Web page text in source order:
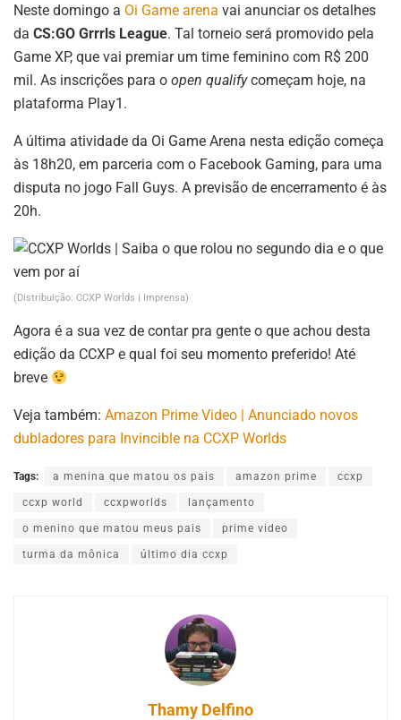
Neste domingo a Oi Game arena vai anunciar os detalhes
da CS:GO Grrrls League. Tal torneio será promovido pela
Game XP, que vai premiar um time feminino com R$ 200
mil. As inscrições para o open qualifycomeçam hoje, na
plataforma Play1.
A última atividade da Oi Game Arena nesta edição começa
às 18h20, em parceria com o Facebook Gaming, para uma
disputa no jogo Fall Guys. A previsão de encerramento é às
20h.
(Distribuição: CCXP Worlds | Imprensa)
Agora é a sua vez de contar pra gente o que achou desta
edição da CCXP e qual foi seu momento preferido! Até
breve
Veja também: Amazon Prime Video | Anunciado novos
dubladores para Invincible na CCXP Worlds
Tags: a menina que matou os pais amazon prime ccxp
ccxp world ccxpworlds lançamento
o menino que matou meus pais prime video
turma da mônica último dia ccxp
Thamy Delfino